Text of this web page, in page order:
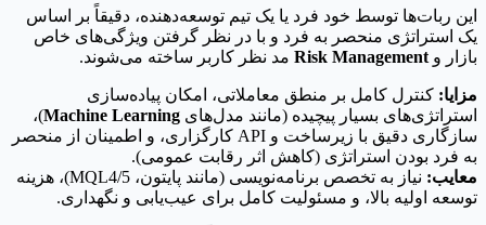
این ربات‌ها توسط خود فرد یا یک تیم توسعه‌دهنده، دقیقاً بر اساس
یک استراتژی منحصر به فرد و با در نظر گرفتن ویژگی‌های خاص
بازار و Risk Management مد نظر کاربر ساخته می‌شوند.
مزایا: کنترل کامل بر منطق معاملاتی، امکان پیاده‌سازی
استراتژی‌های بسیار پیچیده (مانند مدل‌های Machine Learning)،
سازگاری دقیق با زیرساخت و API کارگزاری، و اطمینان از منحصر
به فرد بودن استراتژی (کاهش اثر رقابت عمومی).
معایب:
نیاز به تخصص برنامه‌نویسی (مانند پایتون، MQL4/5)، هزینه
توسعه اولیه بالا، و مسئولیت کامل برای عیب‌یابی و نگهداری.